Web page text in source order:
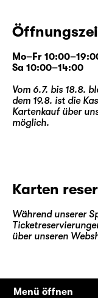
Mo–Fr
Sa 10:00–14:00
Vom 6.7. bis 18.8.
dem 19.8. ist die
Kartenkauf über
möglich.
Karten
Während unserer
über unseren
Menü öffnen